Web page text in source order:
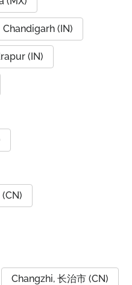
Chandigarh (IN)
(IN)
Changzhi, 长治市 (CN)